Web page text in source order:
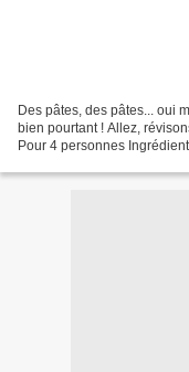
Des pâtes, des pâtes... oui
bien pourtant ! Allez,
Pour 4 personnes